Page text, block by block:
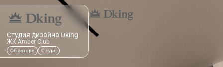
Студия дизайна Dking
ЖК Amber Club
Об авторе О туре